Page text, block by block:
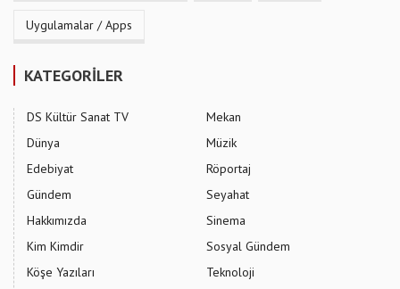
Uygulamalar / Apps
KATEGORİLER
DS Kültür Sanat TV
Dünya
Edebiyat
Gündem
Hakkımızda
Kim Kimdir
Köşe Yazıları
Mekan
Müzik
Röportaj
Seyahat
Sinema
Sosyal Gündem
Teknoloji